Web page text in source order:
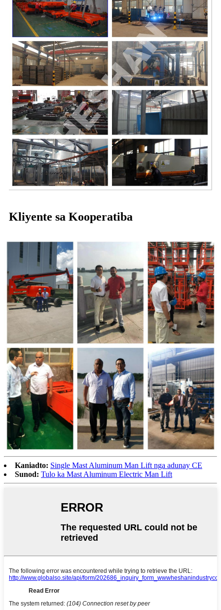
Kliyente sa Kooperatiba
Kaniadto: Single Mast Aluminum Man Lift nga adunay CE
Sunod: Tulo ka Mast Aluminum Electric Man Lift